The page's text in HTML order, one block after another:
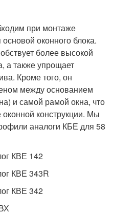
при монтаже
оконного блока.
более высокой
а также упрощает
Кроме того, он
между основанием
и самой рамой окна, что
конструкции. Мы
аналоги КБЕ для 58
КВЕ 142
КВЕ 343R
КВЕ 342